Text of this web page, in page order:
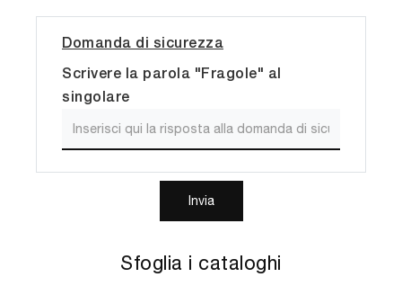
Sfoglia i cataloghi
Domanda di sicurezza
Scrivere la parola "Fragole" al
singolare
Invia